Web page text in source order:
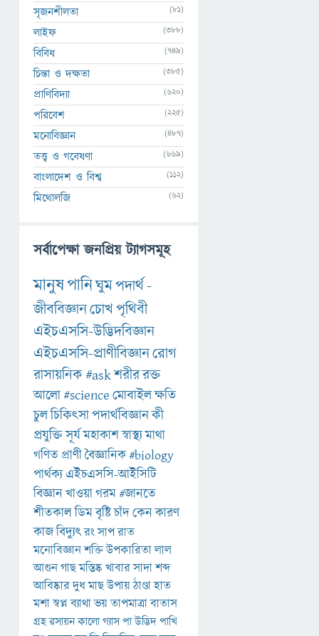
সৃজনশীলতা (81)
লাইফ (388)
বিবিধ (749)
চিন্তা ও দক্ষতা (385)
প্রাণিবিদ্যা (620)
পরিবেশ (225)
মনোবিজ্ঞান (487)
তত্ত্ব ও গবেষণা (669)
বাংলাদেশ ও বিশ্ব (112)
মিথোলজি (62)
সর্বাপেক্ষা জনপ্রিয় ট্যাগসমূহ
মানুষপানিঘুমপদার্থ-
জীববিজ্ঞানচোখপৃথিবী
এইচএসসি-উদ্ভিদবিজ্ঞান
এইচএসসি-প্রাণীবিজ্ঞানরোগ
রাসায়নিক#askশরীররক্ত
আলো#scienceমোবাইলক্ষতি
চুলচিকিৎসাপদার্থবিজ্ঞানকী
প্রযুক্তিসূর্যমহাকাশস্বাস্থ্যমাথা
গণিত প্রাণীবৈজ্ঞানিক#biology
পার্থক্য এইচএসসি-আইসিটি
বিজ্ঞানখাওয়াগরম#জানতে
শীতকালডিমবৃষ্টিচাঁদকেনকারণ
কাজবিদ্যুৎরংসাপরাত
মনোবিজ্ঞানশক্তিউপকারিতালাল
আগুনগাছমস্তিষ্কখাবারসাদাশব্দ
আবিষ্কারদুধমাছউপায়ঠাণ্ডাহাত
মশাস্বপ্নব্যাথাভয়তাপমাত্রাবাতাস
গ্রহরসায়নকালোগ্যাসপাউদ্ভিদপাখি